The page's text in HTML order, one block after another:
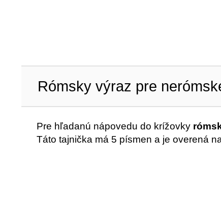
Rómsky výraz pre
Pre hľadanú nápovedu do krížovky
Táto tajnička má 5 písmen a je overená